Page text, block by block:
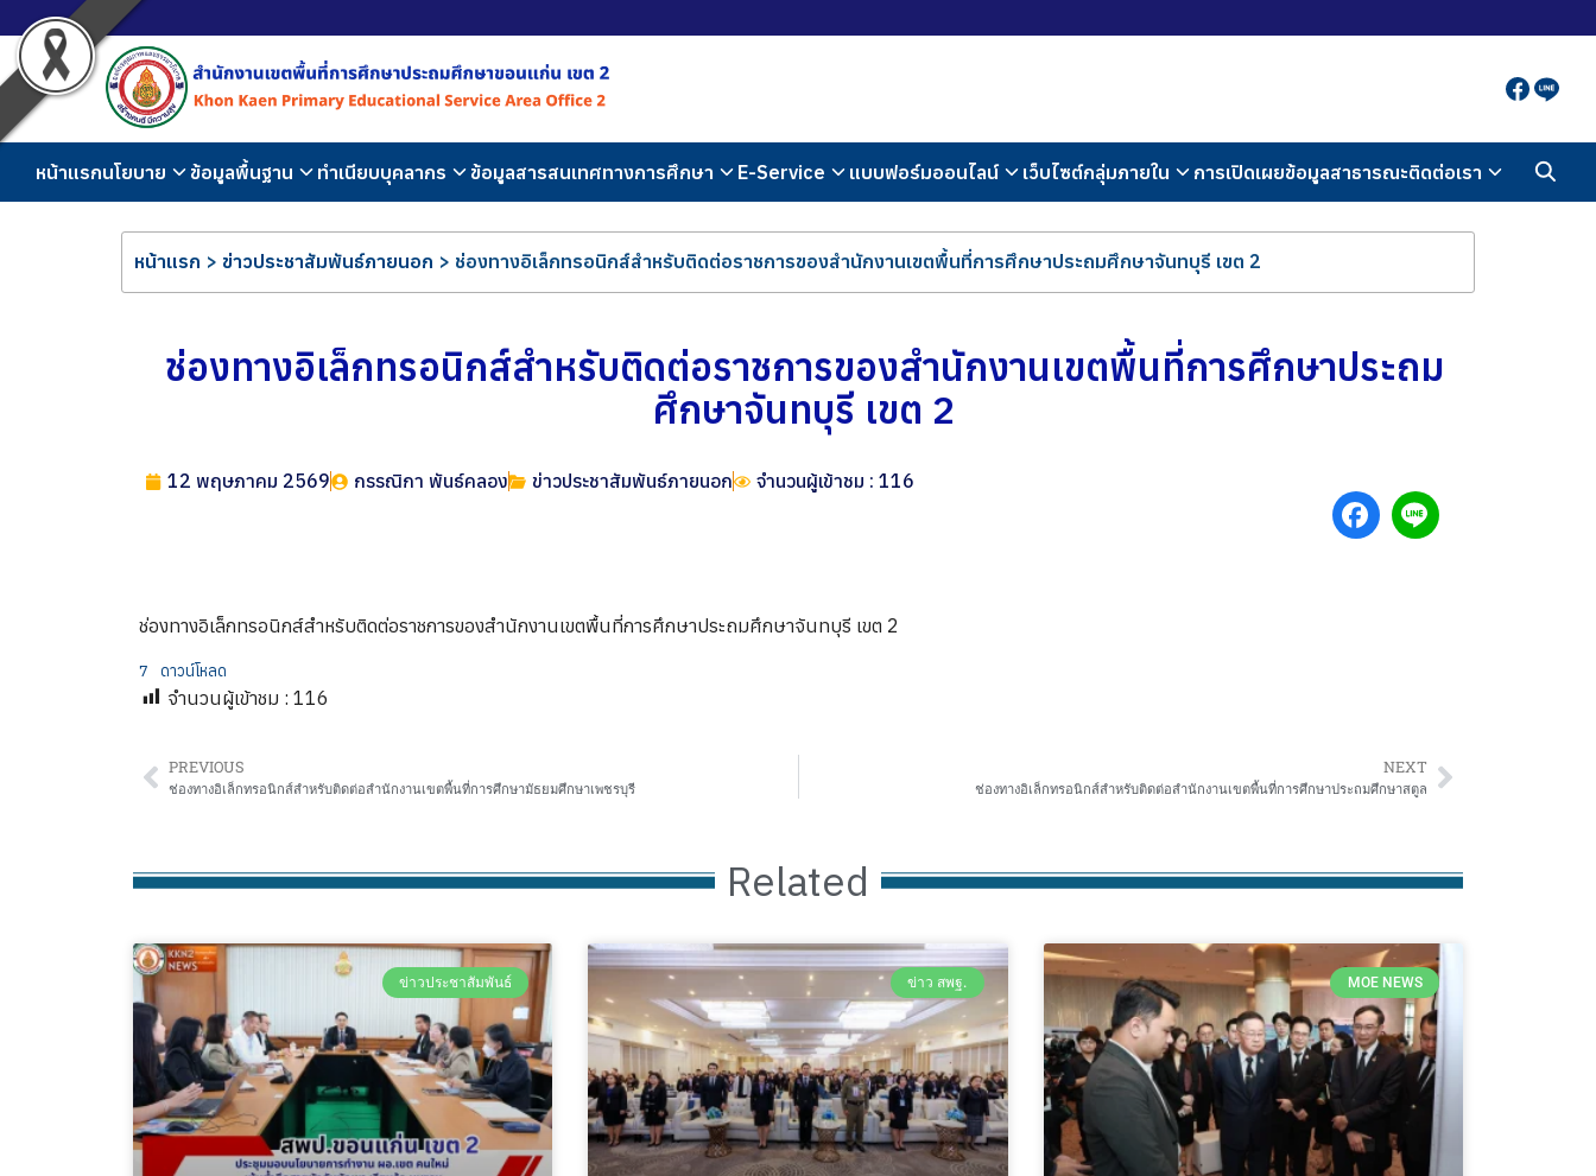
หน้าแรกนโยบาย ข้อมูลพื้นฐาน ทำเนียบบุคลากร ข้อมูลสารสนเทศทางการศึกษา E-Service แบบฟอร์มออนไลน์ เว็บไซต์กลุ่มภายใน การเปิดเผยข้อมูลสาธารณะติดต่อเรา
หน้าแรก > ข่าวประชาสัมพันธ์ภายนอก > ช่องทางอิเล็กทรอนิกส์สำหรับติดต่อราชการของสำนักงานเขตพื้นที่การศึกษาประถมศึกษาจันทบุรี เขต 2
ช่องทางอิเล็กทรอนิกส์สำหรับติดต่อราชการของสำนักงานเขตพื้นที่การศึกษาประถม
ศึกษาจันทบุรี เขต 2
12 พฤษภาคม 2569 กรรณิกา พันธ์คลอง ข่าวประชาสัมพันธ์ภายนอก จำนวนผู้เข้าชม : 116
ช่องทางอิเล็กทรอนิกส์สำหรับติดต่อราชการของสำนักงานเขตพื้นที่การศึกษาประถมศึกษาจันทบุรี เขต 2
7 ดาวน์โหลด
จำนวนผู้เข้าชม : 116
PREVIOUS
ช่องทางอิเล็กทรอนิกส์สำหรับติดต่อสำนักงานเขตพื้นที่การศึกษามัธยมศึกษาเพชรบุรี
NEXT
ช่องทางอิเล็กทรอนิกส์สำหรับติดต่อสำนักงานเขตพื้นที่การศึกษาประถมศึกษาสตูล
Related
ข่าวประชาสัมพันธ์ ข่าว สพฐ. MOE NEWS